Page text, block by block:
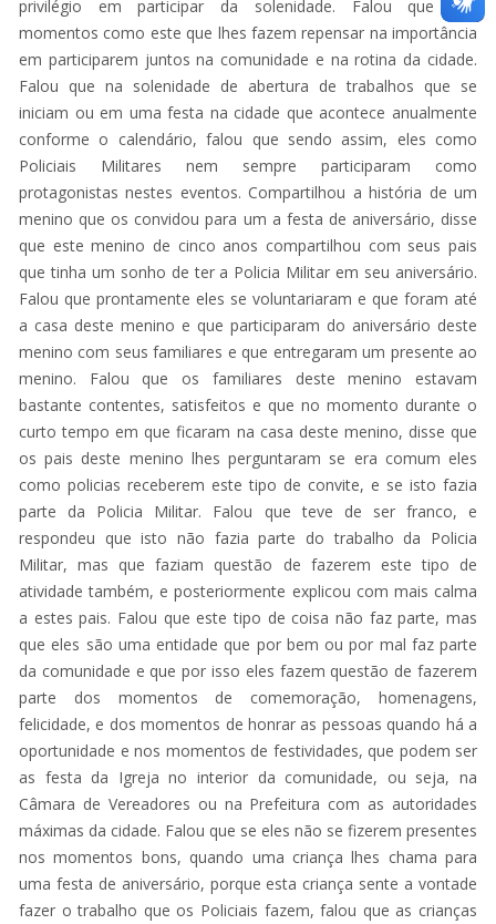
privilégio em participar da solenidade. Falou que são
momentos como este que lhes fazem repensar na importância
em participarem juntos na comunidade e na rotina da cidade.
Falou que na solenidade de abertura de trabalhos que se
iniciam ou em uma festa na cidade que acontece anualmente
conforme o calendário, falou que sendo assim, eles como
Policiais Militares nem sempre participaram como
protagonistas nestes eventos. Compartilhou a história de um
menino que os convidou para um a festa de aniversário, disse
que este menino de cinco anos compartilhou com seus pais
que tinha um sonho de ter a Policia Militar em seu aniversário.
Falou que prontamente eles se voluntariaram e que foram até
a casa deste menino e que participaram do aniversário deste
menino com seus familiares e que entregaram um presente ao
menino. Falou que os familiares deste menino estavam
bastante contentes, satisfeitos e que no momento durante o
curto tempo em que ficaram na casa deste menino, disse que
os pais deste menino lhes perguntaram se era comum eles
como policias receberem este tipo de convite, e se isto fazia
parte da Policia Militar. Falou que teve de ser franco, e
respondeu que isto não fazia parte do trabalho da Policia
Militar, mas que faziam questão de fazerem este tipo de
atividade também, e posteriormente explicou com mais calma
a estes pais. Falou que este tipo de coisa não faz parte, mas
que eles são uma entidade que por bem ou por mal faz parte
da comunidade e que por isso eles fazem questão de fazerem
parte dos momentos de comemoração, homenagens,
felicidade, e dos momentos de honrar as pessoas quando há a
oportunidade e nos momentos de festividades, que podem ser
as festa da Igreja no interior da comunidade, ou seja, na
Câmara de Vereadores ou na Prefeitura com as autoridades
máximas da cidade. Falou que se eles não se fizerem presentes
nos momentos bons, quando uma criança lhes chama para
uma festa de aniversário, porque esta criança sente a vontade
fazer o trabalho que os Policiais fazem, falou que as crianças